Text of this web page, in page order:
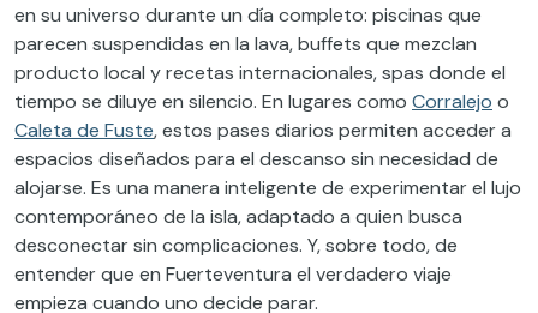
en su universo durante un día completo: piscinas que
parecen suspendidas en la lava, buffets que mezclan
producto local y recetas internacionales, spas donde el
tiempo se diluye en silencio. En lugares como Corralejo o
Caleta de Fuste, estos pases diarios permiten acceder a
espacios diseñados para el descanso sin necesidad de
alojarse. Es una manera inteligente de experimentar el lujo
contemporáneo de la isla, adaptado a quien busca
desconectar sin complicaciones. Y, sobre todo, de
entender que en Fuerteventura el verdadero viaje
empieza cuando uno decide parar.